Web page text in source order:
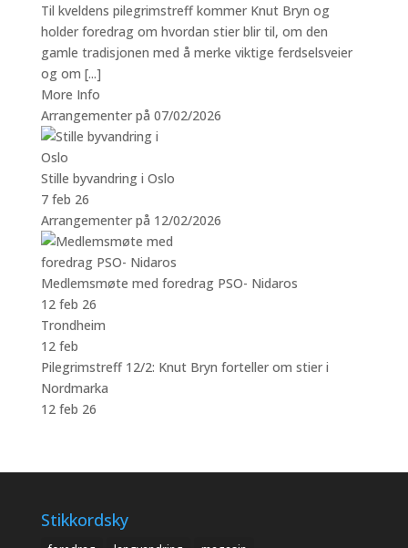
Til kveldens pilegrimstreff kommer Knut Bryn og
holder foredrag om hvordan stier blir til, om den
gamle tradisjonen med å merke viktige ferdselsveier
og om [...]
More Info
Arrangementer på 07/02/2026
Stille byvandring i Oslo
7 feb 26
Arrangementer på 12/02/2026
Medlemsmøte med foredrag PSO- Nidaros
12 feb 26
Trondheim
12 feb
Pilegrimstreff 12/2: Knut Bryn forteller om stier i
Nordmarka
12 feb 26
Stikkordsky